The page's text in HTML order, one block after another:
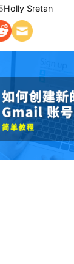
Holly Sretan